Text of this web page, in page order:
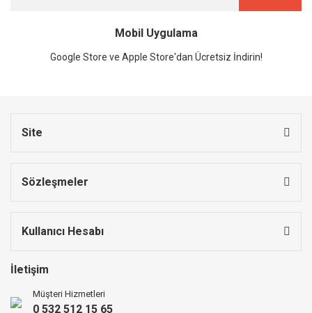
Mobil Uygulama
Google Store ve Apple Store'dan Ücretsiz İndirin!
Site
Sözleşmeler
Kullanıcı Hesabı
İletişim
Müşteri Hizmetleri
0 532 512 15 65